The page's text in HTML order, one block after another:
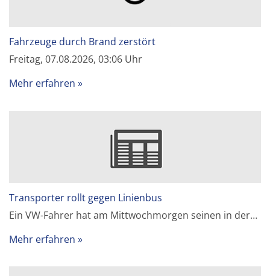
Fahrzeuge durch Brand zerstört
Freitag, 07.08.2026, 03:06 Uhr
Mehr erfahren
Transporter rollt gegen Linienbus
Ein VW-Fahrer hat am Mittwochmorgen seinen in der…
Mehr erfahren